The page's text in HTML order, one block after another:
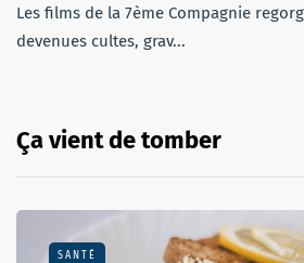
Les films de la 7ème Compagnie
devenues cultes, grav...
Ça vient de tomber
SANTÉ